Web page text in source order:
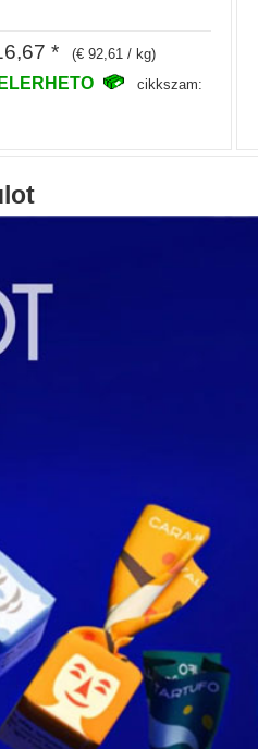
* (€ 92,61 / kg)
cikkszam: